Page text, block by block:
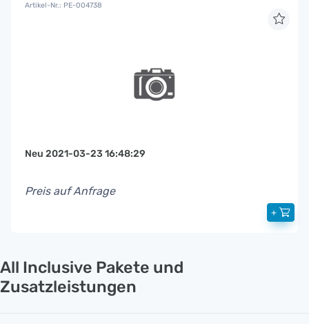
Artikel-Nr.: PE-004738
Neu 2021-03-23 16:48:29
Preis auf Anfrage
+
All Inclusive Pakete und
Zusatzleistungen